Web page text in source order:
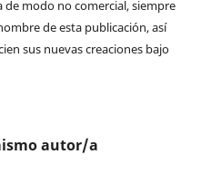
modo no comercial, siempre
de esta publicación, así
sus nuevas creaciones bajo
autor/a